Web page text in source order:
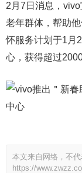
2月7日消息，
老年群体，帮助
怀服务计划于1月
心，获得超过
本文来自网络，不
https://